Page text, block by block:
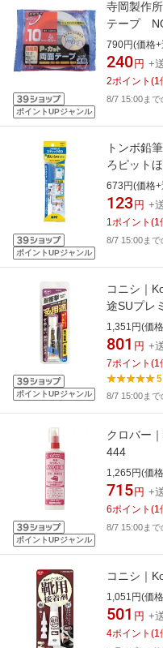
ポイントUPジャンル
寺岡製作
テープ
790円(価格
240 円 +
2ポイント (1
8/7 15:00ま
ポイントUPジャンル
トンボ鉛
ろピット
673円(価格
123 円 +
1ポイント (1
8/7 15:00ま
ポイントUPジャンル
コニシ｜
途SUプ
05140《※
は異なり
1,351円(価
801 円 +
7ポイント (1
5
8/7 15:00ま
ポイントUPジャンル
クロバー
444
1,265円(価
715 円 +
6ポイント (1
8/7 15:00ま
コニシ｜
1,051円(価
501 円 +
4ポイント (1